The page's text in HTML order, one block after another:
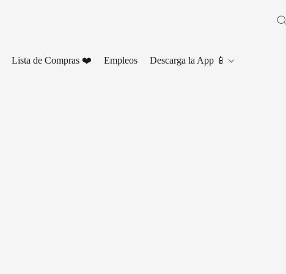
Lista de Compras ❤️ Empleos Descarga la App 📱